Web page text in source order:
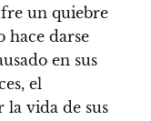
un quiebre
hace darse
en sus
el
la vida de sus